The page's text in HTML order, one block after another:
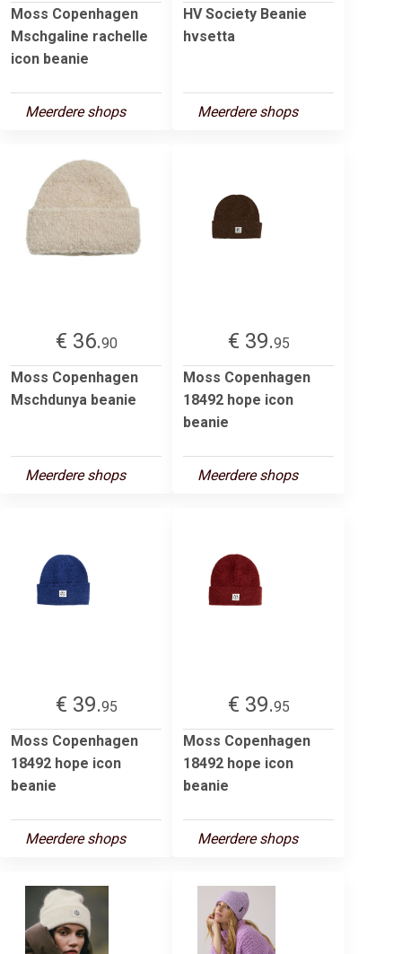
Moss Copenhagen
Mschgaline rachelle
icon beanie
Meerdere shops
HV Society Beanie
hvsetta
Meerdere shops
€ 36.90
Moss Copenhagen
Mschdunya beanie
Meerdere shops
€ 39.95
Moss Copenhagen
18492 hope icon
beanie
Meerdere shops
€ 39.95
Moss Copenhagen
18492 hope icon
beanie
Meerdere shops
€ 39.95
Moss Copenhagen
18492 hope icon
beanie
Meerdere shops